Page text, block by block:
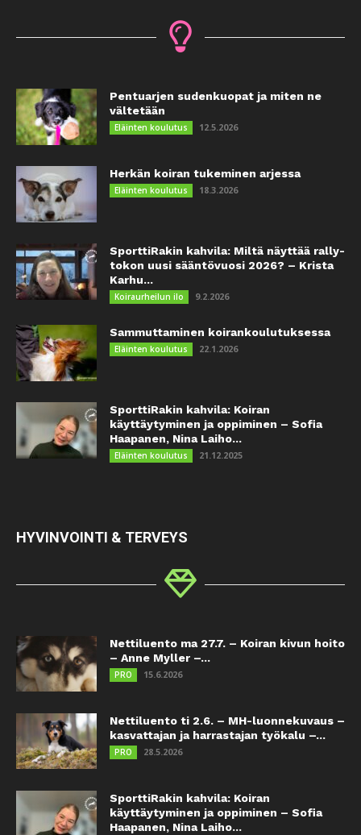
Pentuarjen sudenkuopat ja miten ne
vältetään
Eläinten koulutus 12.5.2026
Herkän koiran tukeminen arjessa
Eläinten koulutus 18.3.2026
SporttiRakin kahvila: Miltä näyttää rally-
tokon uusi sääntövuosi 2026? – Krista
Karhu...
Koiraurheilun ilo 9.2.2026
Sammuttaminen koirankoulutuksessa
Eläinten koulutus 22.1.2026
SporttiRakin kahvila: Koiran
käyttäytyminen ja oppiminen – Sofia
Haapanen, Nina Laiho...
Eläinten koulutus 21.12.2025
HYVINVOINTI & TERVEYS
Nettiluento ma 27.7. – Koiran kivun hoito
– Anne Myller –...
PRO 15.6.2026
Nettiluento ti 2.6. – MH-luonnekuvaus –
kasvattajan ja harrastajan työkalu –...
PRO 28.5.2026
SporttiRakin kahvila: Koiran
käyttäytyminen ja oppiminen – Sofia
Haapanen, Nina Laiho...